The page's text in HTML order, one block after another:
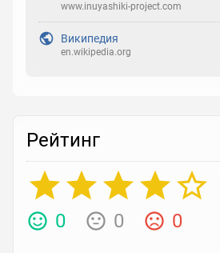
www.inuyashiki-project.com
Википедия
en.wikipedia.org
Рейтинг
0 0 0